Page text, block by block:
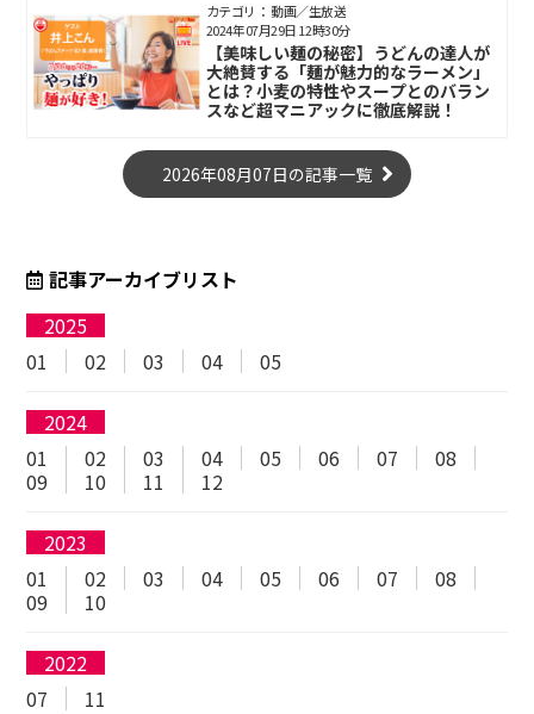
カテゴリ： 動画／生放送
【美味しい麺の秘密】うどんの達人が
大絶賛する「麺が魅力的なラーメン」
とは？小麦の特性やスープとのバラン
スなど超マニアックに徹底解説！
2024年07月29日 12時30分
2026年08月07日の記事一覧
記事アーカイブリスト
2025
01
02 03 04 05
2024
01
02 03 04 05 06 07
08
09
10 11 12
2023
01
02 03 04 05 06 07
08
09
10
2022
07
11